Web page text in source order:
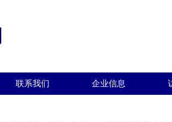
联系我们 企业信息